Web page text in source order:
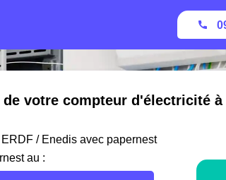
votre compteur d'électricité
/ Enedis avec papernest
au :